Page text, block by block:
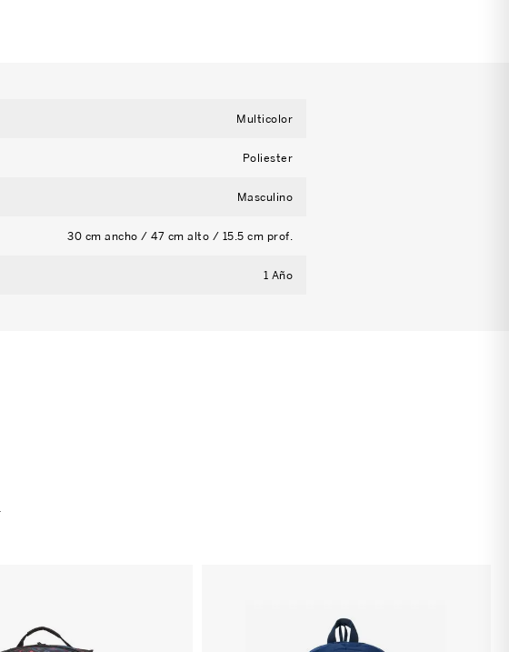
Multicolor
Poliester
Masculino
30 cm ancho / 47 cm alto / 15.5 cm prof.
1 Año